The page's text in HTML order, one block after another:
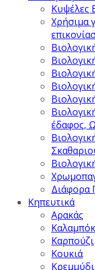
Κυψέλες
Χρήσιμα
έδαφος,
Διάφορα
Κηπευτικά
Αρακάς
Καρπούζι
Κουκιά
Κρεμμύδι